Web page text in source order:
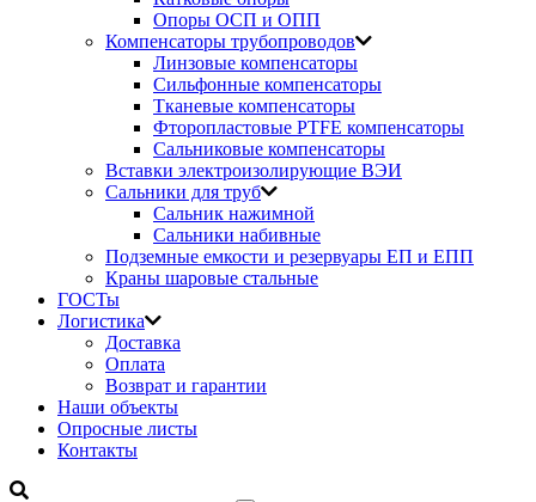
Опоры ОСП и ОПП
Компенсаторы трубопроводов
Линзовые компенсаторы
Сильфонные компенсаторы
Тканевые компенсаторы
Фторопластовые PTFE компенсаторы
Сальниковые компенсаторы
Вставки электроизолирующие ВЭИ
Сальники для труб
Сальник нажимной
Сальники набивные
Подземные емкости и резервуары ЕП и ЕПП
Краны шаровые стальные
ГОСТы
Логистика
Доставка
Оплата
Возврат и гарантии
Наши объекты
Опросные листы
Контакты